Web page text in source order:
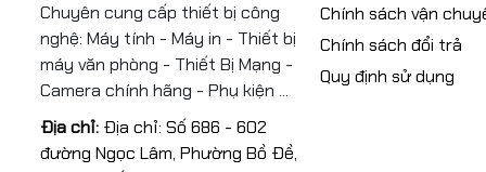
Chuyên cung cấp thiết bị công
nghệ: Máy tính - Máy in - Thiết bị
máy văn phòng - Thiết Bị Mạng -
Camera chính hãng - Phụ kiện ...
Địa chỉ: Địa chỉ: Số 686 - 602
đường Ngọc Lâm, Phường Bồ Đề,
Chính sách vận
Chính sách đổi trả
Quy định sử dụng